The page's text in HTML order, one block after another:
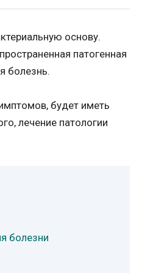
основу.
патогенная
болезнь.
будет иметь
лечение патологии
болезни